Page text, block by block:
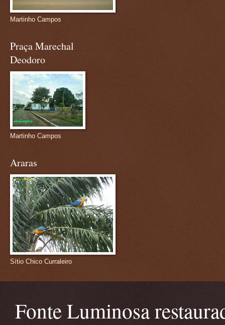
Martinho Campos
Praça Marechal
Deodoro
Martinho Campos
Araras
Sítio Chico Curraleiro
Fonte Luminosa